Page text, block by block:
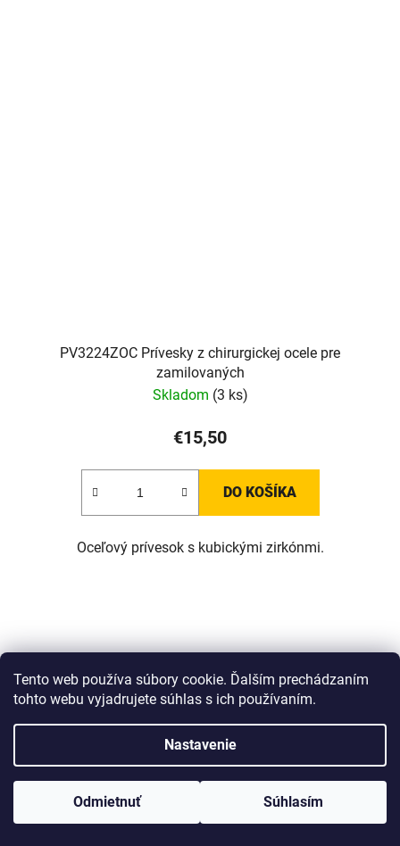
Tento web používa súbory cookie. Ďalším prechádzaním
tohto webu vyjadrujete súhlas s ich používaním.
Nastavenie
Odmietnuť Súhlasím
www.Lotka.sk - najkrajšie šperky za dobré ceny. Pri nákupe nad 50€
poštovné zdarma. Nakupujte s dôverou - naša spoločnosť je s
PV3224ZOC Prívesky z chirurgickej ocele pre
zamilovaných
Skladom (3 ks)
€15,50
DO KOŠÍKA
Oceľový prívesok s kubickými zirkónmi.